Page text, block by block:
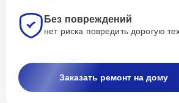
Без повреждений
нет риска повредить дорогую
Заказать ремонт на дому